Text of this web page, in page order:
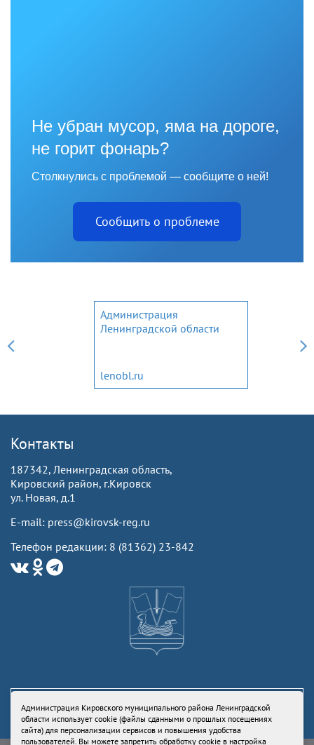
Не убран мусор, яма на дороге,
не горит фонарь?
Столкнулись с проблемой — сообщите о ней!
Сообщить о проблеме
Администрация
Ленинградской области
lenobl.ru
Контакты
187342, Ленинградская область,
Кировский район, г.Кировск
ул. Новая, д.1
E-mail: press@kirovsk-reg.ru
Телефон редакции: 8 (81362) 23-842
Администрация Кировского муниципального района Ленинградской
области использует cookie (файлы сданными о прошлых посещениях
сайта) для персонализации сервисов и повышения удобства
пользователей. Вы можете запретить обработку cookie в настройка